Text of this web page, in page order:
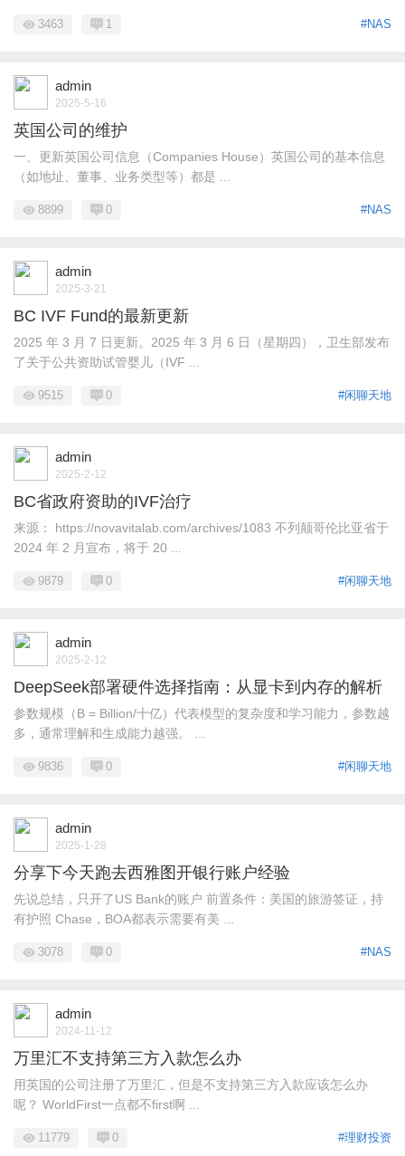
#NAS
3463 1
admin
2025-5-16
英国公司的维护
一、更新英国公司信息（Companies House）英国公司的基本信息
（如地址、董事、业务类型等）都是 ...
#NAS
8899 0
admin
2025-3-21
BC IVF Fund的最新更新
2025 年 3 月 7 日更新。2025 年 3 月 6 日（星期四），卫生部发布
了关于公共资助试管婴儿（IVF ...
#闲聊天地
9515 0
admin
2025-2-12
BC省政府资助的IVF治疗
来源： https://novavitalab.com/archives/1083 不列颠哥伦比亚省于
2024 年 2 月宣布，将于 20 ...
#闲聊天地
9879 0
admin
2025-2-12
DeepSeek部署硬件选择指南：从显卡到内存的解析
参数规模（B = Billion/十亿）代表模型的复杂度和学习能力，参数越
多，通常理解和生成能力越强。 ...
#闲聊天地
9836 0
admin
2025-1-28
分享下今天跑去西雅图开银行账户经验
先说总结，只开了US Bank的账户 前置条件：美国的旅游签证，持
有护照 Chase，BOA都表示需要有美 ...
#NAS
3078 0
admin
2024-11-12
万里汇不支持第三方入款怎么办
用英国的公司注册了万里汇，但是不支持第三方入款应该怎么办
呢？ WorldFirst一点都不first啊 ...
#理财投资
11779 0